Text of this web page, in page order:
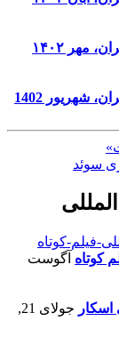
۱۴۰۲
شهریور 1402
سوئد
کوتاه آگوست
اسکار
جولای 21,